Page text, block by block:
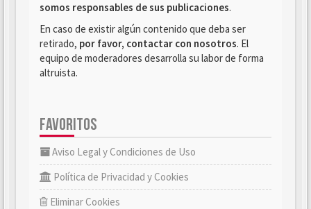
somos responsables de sus publicaciones.
En caso de existir algún contenido que deba ser
retirado, por favor, contactar con nosotros. El
equipo de moderadores desarrolla su labor de forma
altruista.
FAVORITOS
Aviso Legal y Condiciones de Uso
Política de Privacidad y Cookies
Eliminar Cookies